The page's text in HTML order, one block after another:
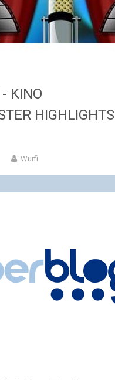
KINO
HIGHLIGHTS
Wurfi